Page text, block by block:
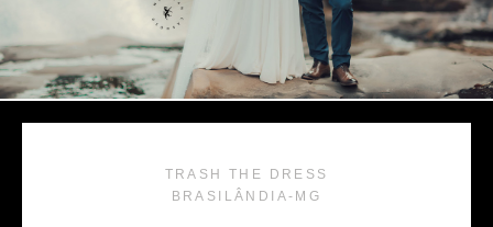
TRASH THE DRESS
BRASILÂNDIA-MG